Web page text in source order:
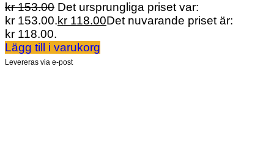
kr153.00 Det ursprungliga priset var:
kr 153.00.kr 118.00Det nuvarande priset är:
kr 118.00.
Lägg till i varukorg
Levereras via e-post